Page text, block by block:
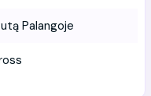
Palangoje